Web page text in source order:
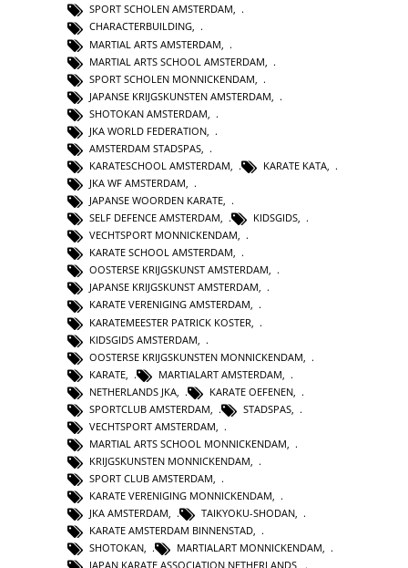
SPORT SCHOLEN AMSTERDAM,
CHARACTERBUILDING,
MARTIAL ARTS AMSTERDAM
MARTIAL ARTS SCHOOL AMSTERDAM
SPORT SCHOLEN MONNICKENDAM
JAPANSE KRIJGSKUNSTEN AMSTERDAM
SHOTOKAN AMSTERDAM
JKA WORLD FEDERATION
AMSTERDAM STADSPAS
KARATESCHOOL AMSTERDAM
KARATE KATA
JKA WF AMSTERDAM,
JAPANSE WOORDEN KARATE,
SELF DEFENCE AMSTERDAM, KIDSGIDS,
VECHTSPORT MONNICKENDAM,
KARATE SCHOOL AMSTERDAM,
OOSTERSE KRIJGSKUNST AMSTERDAM,
JAPANSE KRIJGSKUNST AMSTERDAM,
KARATE VERENIGING AMSTERDAM,
KARATEMEESTER PATRICK KOSTER
KIDSGIDS AMSTERDAM
OOSTERSE KRIJGSKUNSTEN MONNICKENDAM
KARATE
MARTIALART AMSTERDAM
NETHERLANDS JKA
KARATE OEFENEN
SPORTCLUB AMSTERDAM
STADSPAS
VECHTSPORT AMSTERDAM
MARTIAL ARTS SCHOOL MONNICKENDAM
KRIJGSKUNSTEN MONNICKENDAM,
SPORT CLUB AMSTERDAM,
KARATE VERENIGING MONNICKENDAM,
JKA AMSTERDAM, TAIKYOKU-SHODAN,
KARATE AMSTERDAM BINNENSTAD,
SHOTOKAN, MARTIALART MONNICKENDAM,
JAPAN KARATE ASSOCIATION NETHERLANDS,